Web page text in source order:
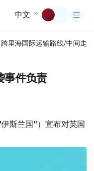
中文
跨里海国际运输路线/中间走廊
事件负责
斯兰国"）宣布对英国